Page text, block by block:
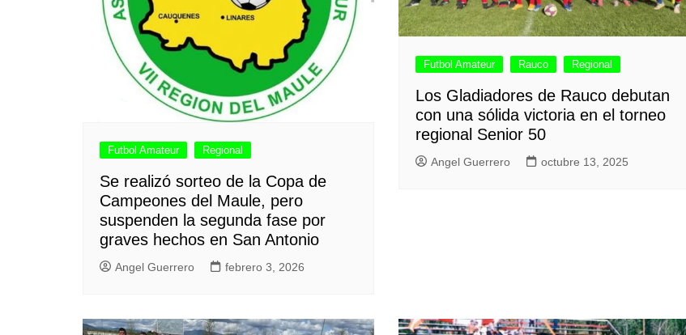
Futbol Amateur Regional
Se realizó sorteo de la Copa de
Campeones del Maule, pero
suspenden la segunda fase por
graves hechos en San Antonio
Angel Guerrero febrero 3, 2026
Futbol Amateur Rauco Regional
Los Gladiadores de Rauco debutan
con una sólida victoria en el torneo
regional Senior 50
Angel Guerrero octubre 13, 2025